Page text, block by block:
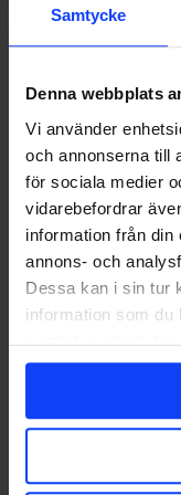
Samtycke
Denna webbplats
Vi använder
och annonserna till
för sociala medier
vidarebefordrar
information från din
annons- och
Dessa kan i sin tur
information som du
samlat in när du
DIGITAL
Här är 2026
marknadsföring
Halva 2026 har gått,
testa AI…